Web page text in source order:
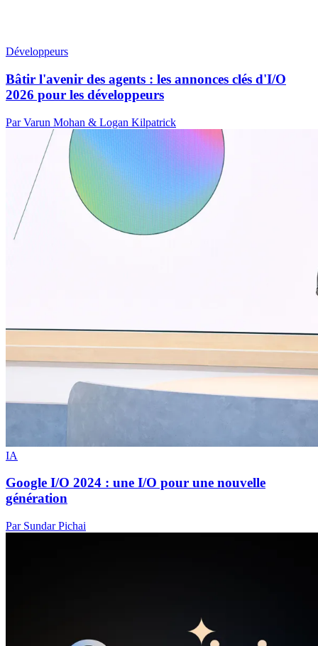
Développeurs
Bâtir l'avenir des agents : les annonces clés d'I/O
2026 pour les développeurs
Par Varun Mohan & Logan Kilpatrick
IA
Google I/O 2024 : une I/O pour une nouvelle
génération
Par Sundar Pichai